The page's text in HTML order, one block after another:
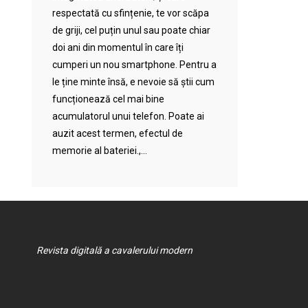
respectată cu sfințenie, te vor scăpa
de griji, cel puțin unul sau poate chiar
doi ani din momentul în care îți
cumperi un nou smartphone. Pentru a
le ține minte însă, e nevoie să știi cum
funcționează cel mai bine
acumulatorul unui telefon. Poate ai
auzit acest termen, efectul de
memorie al bateriei.,...
Revista digitală a cavalerului modern